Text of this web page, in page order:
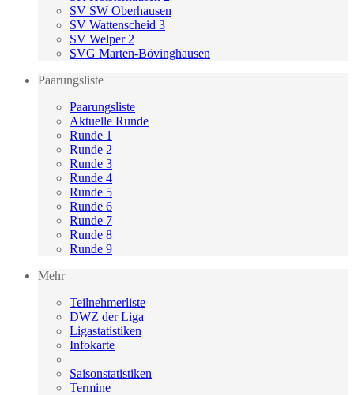
SV SW Oberhausen
SV Wattenscheid 3
SV Welper 2
SVG Marten-Bövinghausen
Paarungsliste
Paarungsliste
Aktuelle Runde
Runde 1
Runde 2
Runde 3
Runde 4
Runde 5
Runde 6
Runde 7
Runde 8
Runde 9
Mehr
Teilnehmerliste
DWZ der Liga
Ligastatistiken
Infokarte
Saisonstatistiken
Termine